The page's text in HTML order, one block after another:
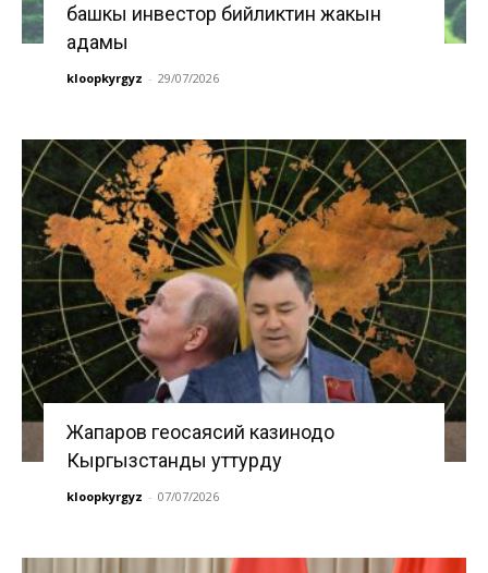
башкы инвестор бийликтин жакын
адамы
kloopkyrgyz - 29/07/2026
Жапаров геосаясий казинодо
Кыргызстанды уттурду
kloopkyrgyz - 07/07/2026